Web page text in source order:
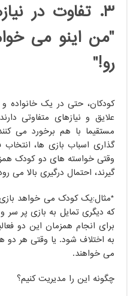
۳. تفاوت در
"من اینو می
رو!"
کودکان، حتی در یک خانواده
علایق و نیازهای متفاوتی
مستقیماً با هم برخورد می
گذاری اسباب بازی ها،
وقتی خواسته های دو کودک
گیرند، احتمال درگیری بالا می
*مثال:یک کودک می خواهد بازی
که دیگری تمایل به بازی پر سر
برای انجام همزمان این دو
به اختلاف شود. یا وقتی هر
می خواهند.
چگونه این را مدیریت کنیم؟